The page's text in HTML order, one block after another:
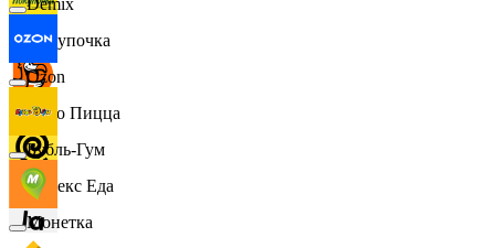
Покупочка
Додо Пицца
Яндекс Еда
Ozon
Бубль-Гум
Монетка